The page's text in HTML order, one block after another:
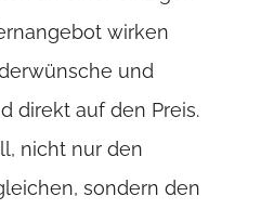
wirken
und
direkt auf den Preis.
nicht nur den
sondern den